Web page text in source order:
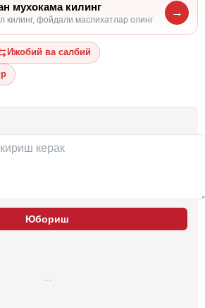
мухокама килинг
килинг, фойдали маслихатлар олинг
→
Ижобий ва салбий
Юбориш